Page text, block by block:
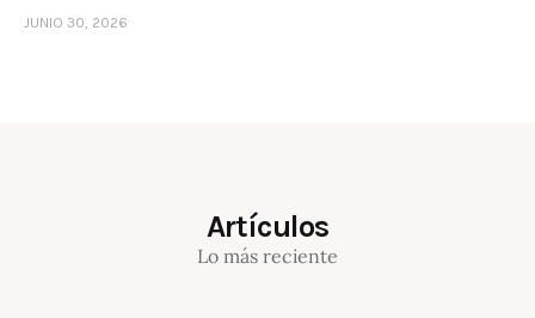
JUNIO 30, 2026
Artículos
Lo más reciente